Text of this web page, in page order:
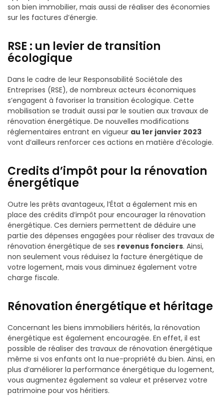
son bien immobilier, mais aussi de réaliser des économies
sur les factures d’énergie.
RSE : un levier de transition
écologique
Dans le cadre de leur Responsabilité Sociétale des
Entreprises (RSE), de nombreux acteurs économiques
s’engagent à favoriser la transition écologique. Cette
mobilisation se traduit aussi par le soutien aux travaux de
rénovation énergétique. De nouvelles modifications
réglementaires entrant en vigueur au 1er janvier 2023
vont d’ailleurs renforcer ces actions en matière d’écologie.
Credits d’impôt pour la rénovation
énergétique
Outre les prêts avantageux, l’État a également mis en
place des crédits d’impôt pour encourager la rénovation
énergétique. Ces derniers permettent de déduire une
partie des dépenses engagées pour réaliser des travaux de
rénovation énergétique de ses revenus fonciers. Ainsi,
non seulement vous réduisez la facture énergétique de
votre logement, mais vous diminuez également votre
charge fiscale.
Rénovation énergétique et héritage
Concernant les biens immobiliers hérités, la rénovation
énergétique est également encouragée. En effet, il est
possible de réaliser des travaux de rénovation énergétique
même si vos enfants ont la nue-propriété du bien. Ainsi, en
plus d’améliorer la performance énergétique du logement,
vous augmentez également sa valeur et préservez votre
patrimoine pour vos héritiers.